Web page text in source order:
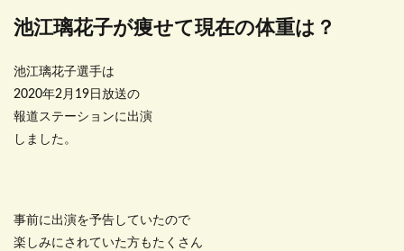
池江璃花子が痩せて現在の体重は？
池江璃花子選手は
2020年2月19日放送の
報道ステーションに出演
しました。
事前に出演を予告していたので
楽しみにされていた方もたくさん